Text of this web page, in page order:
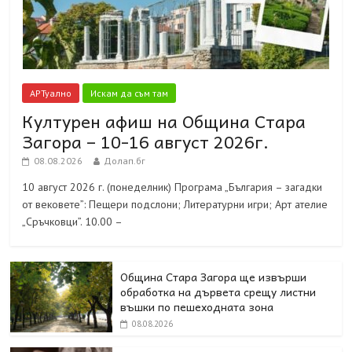
АРТуално Искам да съм там
Културен афиш на Община Стара
Загора – 10-16 август 2026г.
08.08.2026 Долап.бг
10 август 2026 г. (понеделник) Програма „България – загадки
от вековете”: Пещери подслони; Литературни игри; Арт ателие
„Сръчковци”. 10.00 –
Община Стара Загора ще извърши
обработка на дървета срещу листни
въшки по пешеходната зона
08.08.2026